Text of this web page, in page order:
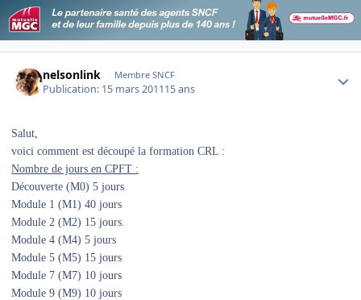
nelsonlink Membre SNCF
Publication: 15 mars 201115 ans
Salut,
voici comment est découpé la formation CRL :
Nombre de jours en CPFT :
Découverte (M0) 5 jours
Module 1 (M1) 40 jours
Module 2 (M2) 15 jours.
Module 4 (M4) 5 jours
Module 5 (M5) 15 jours
Module 7 (M7) 10 jours
Module 9 (M9) 10 jours